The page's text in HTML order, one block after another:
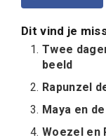
Dit vind je
Twee
beeld
Rapunzel
Maya en
Woezel en